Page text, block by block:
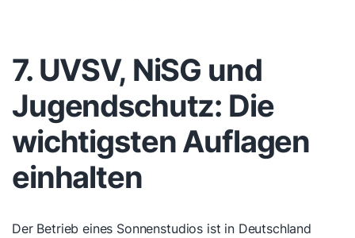
7. UVSV, NiSG und
Jugendschutz: Die
wichtigsten Auflagen
einhalten
Der Betrieb eines Sonnenstudios ist in Deutschland